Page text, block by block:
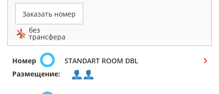
Заказать номер
без
трансфера
Номер
STANDART ROOM DBL
Размещение: